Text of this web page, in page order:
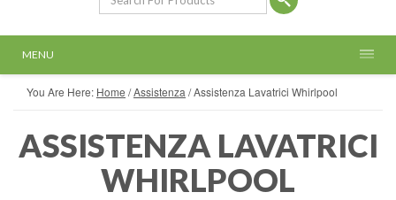
MENU
You Are Here: Home /Assistenza /Assistenza Lavatrici Whirlpool
ASSISTENZA LAVATRICI
WHIRLPOOL